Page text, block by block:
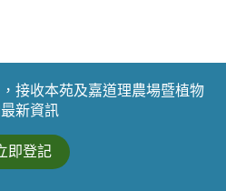
接收本苑及嘉道理農場暨植物
新資訊
即登記